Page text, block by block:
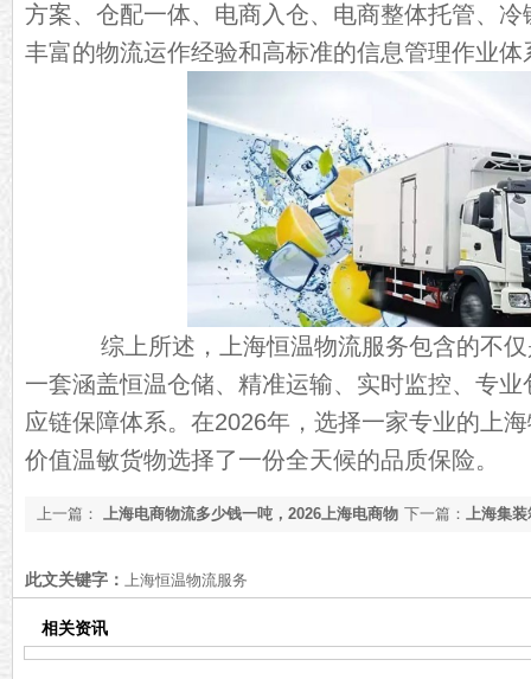
方案、仓配一体、电商入仓、电商整体托管、
丰富的物流运作经验和高标准的信息管理作业体
综上所述，上海恒温物流服务包含的不仅
一套涵盖恒温仓储、精准运输、实时监控、专
应链保障体系。在2026年，选择一家专业的上
价值温敏货物选择了一份全天候的品质保险。
下一篇： 上海集
上一篇： 上海电商物流多少钱一吨，2026上海电商物
此文关键字： 上海恒温物流服务
相关资讯